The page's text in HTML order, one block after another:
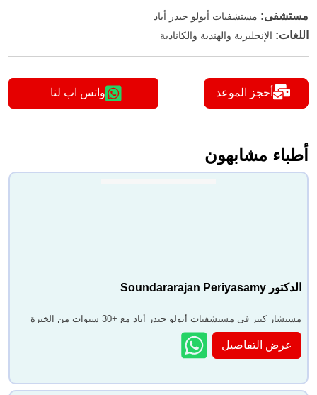
مستشفى: مستشفيات أبولو حيدر أباد
اللغات: الإنجليزية والهندية والكانادية
أحجز الموعد واتس اب لنا
أطباء مشابهون
الدكتور Soundararajan Periyasamy
مستشار كبير في مستشفيات أبولو حيدر أباد مع +30 سنوات من الخبرة
عرض التفاصيل